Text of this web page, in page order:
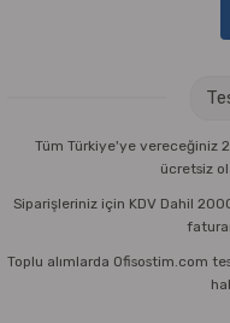
Tüm Türkiye'ye vereceğiniz
ücretsiz
Siparişleriniz için KDV Dahil
Toplu alımlarda Ofisostim.com